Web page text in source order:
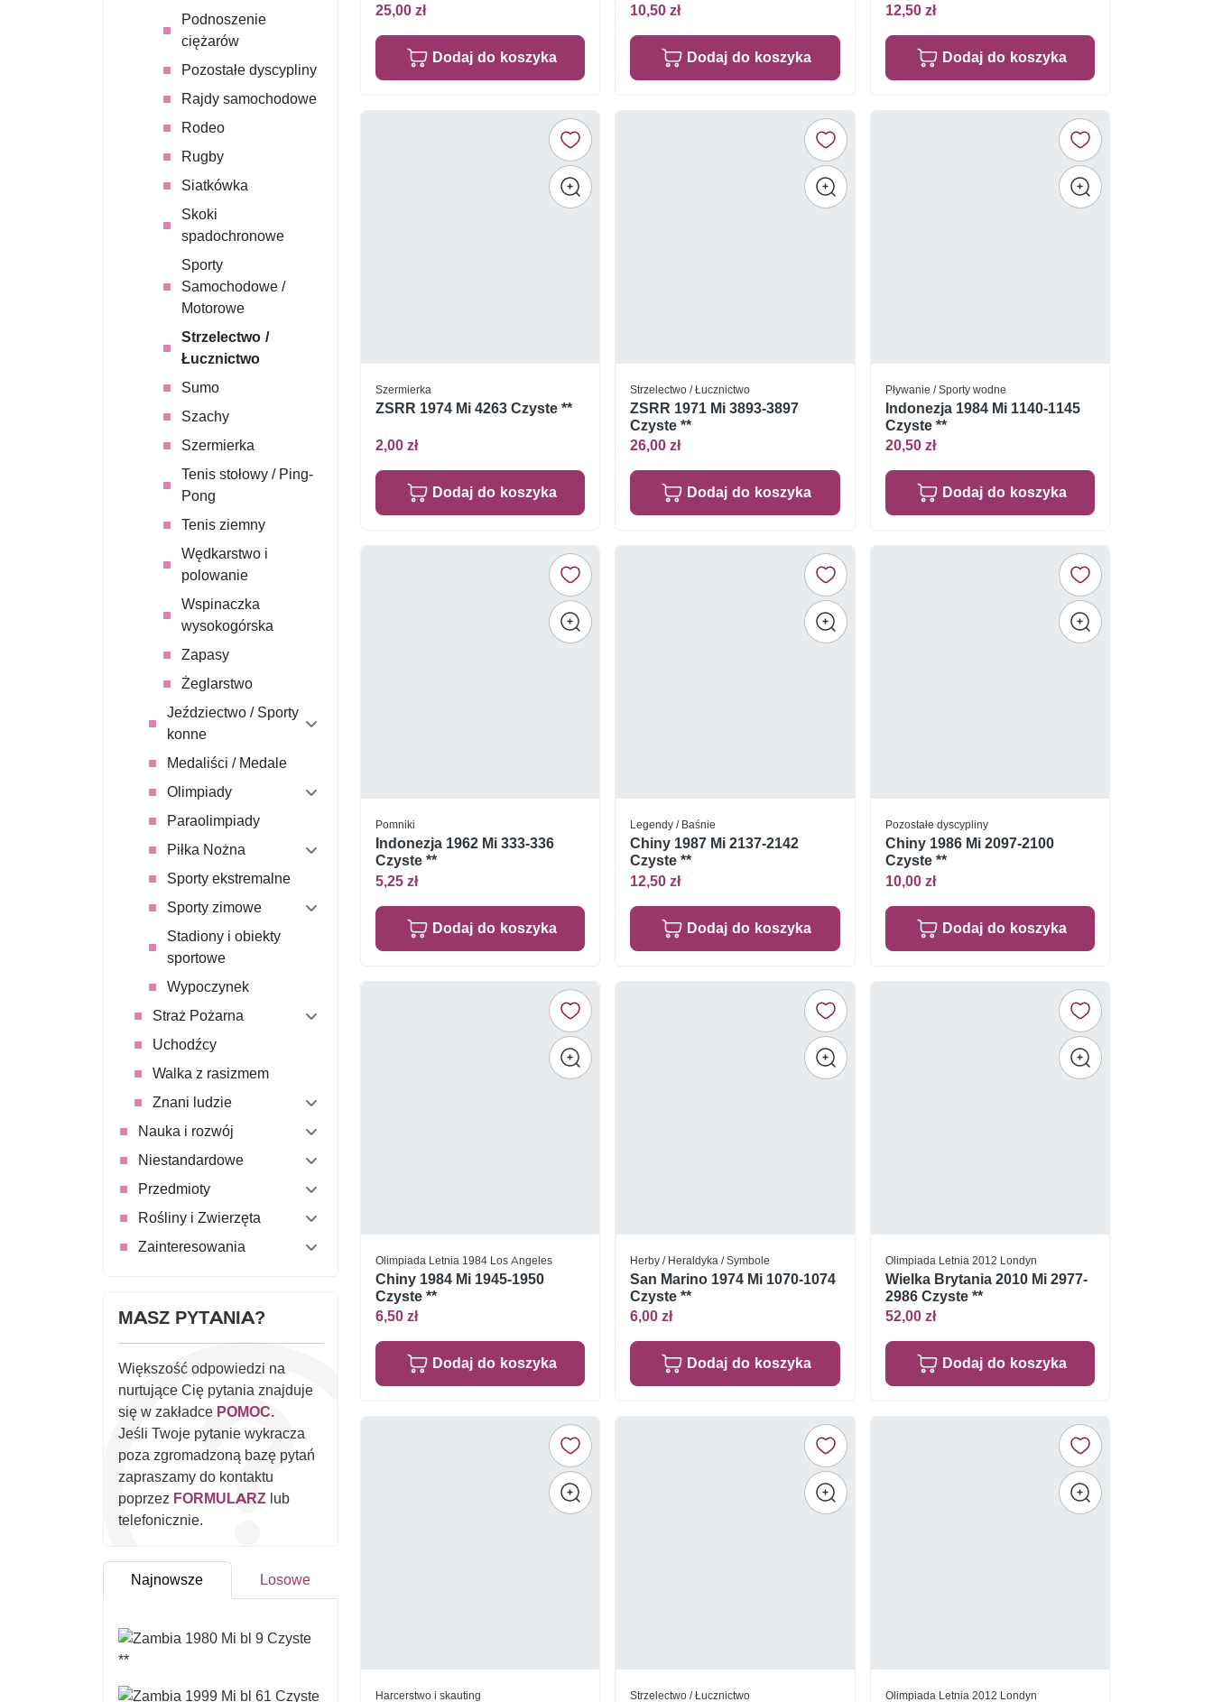
Podnoszenie
ciężarów
Pozostałe dyscypliny
Rajdy samochodowe
Rodeo
Rugby
Siatkówka
Skoki
spadochronowe
Sporty
Samochodowe /
Motorowe
Strzelectwo /
Łucznictwo
Sumo
Szachy
Szermierka
Tenis stołowy / Ping-
Pong
Tenis ziemny
Wędkarstwo i
polowanie
Wspinaczka
wysokogórska
Zapasy
Żeglarstwo
Jeździectwo / Sporty
konne
Medaliści / Medale
Olimpiady
Paraolimpiady
Piłka Nożna
Sporty ekstremalne
Sporty zimowe
Stadiony i obiekty
sportowe
Wypoczynek
Straż Pożarna
Uchodźcy
Walka z rasizmem
Znani ludzie
Nauka i rozwój
Niestandardowe
Przedmioty
Rośliny i Zwierzęta
Zainteresowania
MASZ PYTANIA?
Większość odpowiedzi na
nurtujące Cię pytania znajduje
się w zakładce POMOC.
Jeśli Twoje pytanie wykracza
poza zgromadzoną bazę pytań
zapraszamy do kontaktu
poprzez FORMULARZ lub
telefonicznie.
Najnowsze Losowe
25,00 zł
Dodaj do koszyka
10,50 zł
Dodaj do koszyka
12,50 zł
Dodaj do koszyka
Szermierka
ZSRR 1974 Mi 4263 Czyste **
2,00 zł
Dodaj do koszyka
Strzelectwo / Łucznictwo
ZSRR 1971 Mi 3893-3897
Czyste **
26,00 zł
Dodaj do koszyka
Pływanie / Sporty wodne
Indonezja 1984 Mi 1140-1145
Czyste **
20,50 zł
Dodaj do koszyka
Pomniki
Indonezja 1962 Mi 333-336
Czyste **
5,25 zł
Dodaj do koszyka
Legendy / Baśnie
Chiny 1987 Mi 2137-2142
Czyste **
12,50 zł
Dodaj do koszyka
Pozostałe dyscypliny
Chiny 1986 Mi 2097-2100
Czyste **
10,00 zł
Dodaj do koszyka
Olimpiada Letnia 1984 Los Angeles
Chiny 1984 Mi 1945-1950
Czyste **
6,50 zł
Dodaj do koszyka
Herby / Heraldyka / Symbole
San Marino 1974 Mi 1070-1074
Czyste **
6,00 zł
Dodaj do koszyka
Olimpiada Letnia 2012 Londyn
Wielka Brytania 2010 Mi 2977-
2986 Czyste **
52,00 zł
Dodaj do koszyka
Harcerstwo i skauting Strzelectwo / Łucznictwo Olimpiada Letnia 2012 Londyn